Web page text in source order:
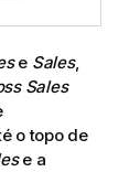
e Sales,
Sales
o topo de
e a